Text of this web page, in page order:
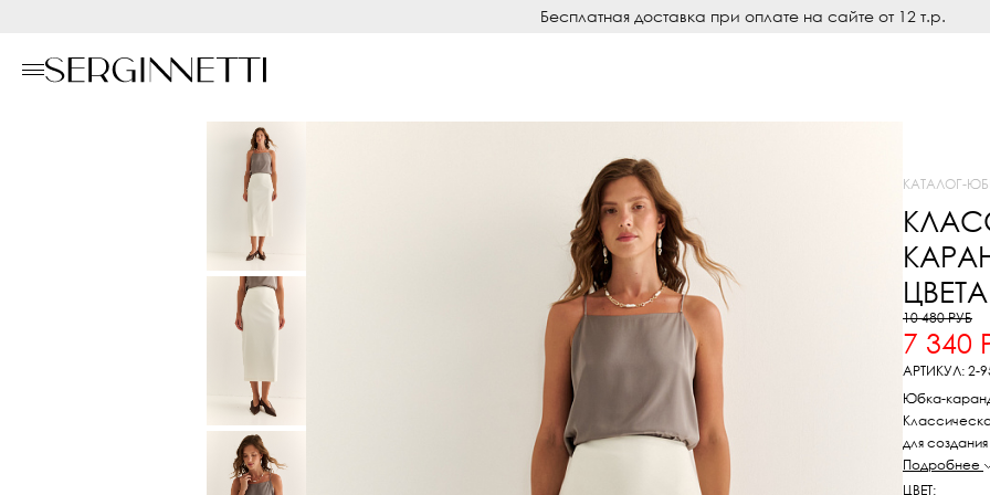
Бесплатная доставка при оплате на сайте от 12 т.р.
КАТАЛОГ-
ЦВЕТА
10 480 РУБ
7 340
АРТИКУЛ: 2-
Юбка-
для
дизайн
Подробнее
ЦВЕТ: